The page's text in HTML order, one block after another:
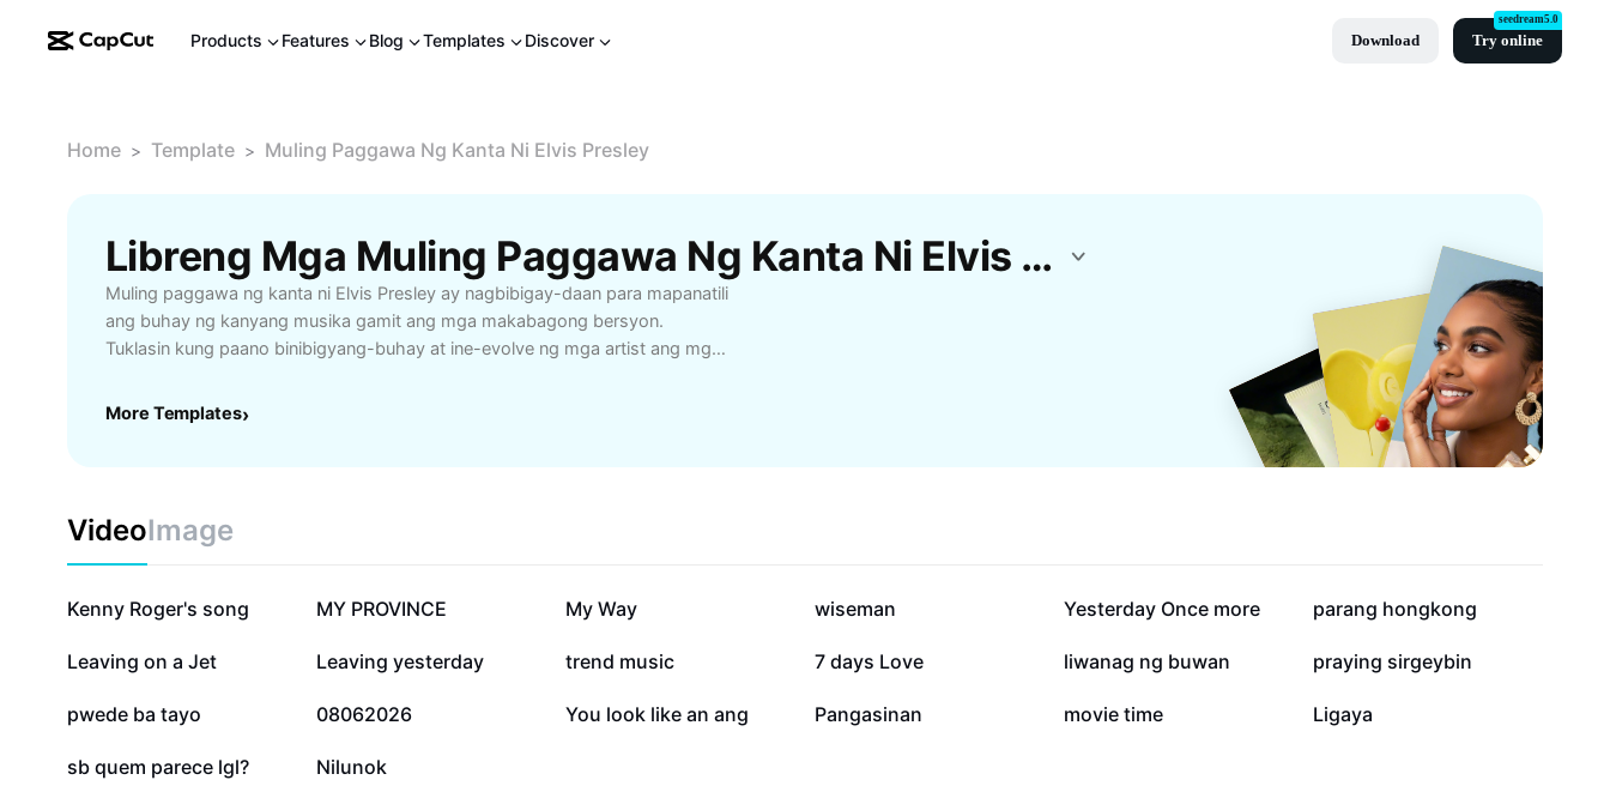
Products Features Blog Templates Discover Download Try online
seedream5.0
Home > Template > Muling Paggawa Ng Kanta Ni Elvis Presley
Libreng Mga Muling Paggawa Ng Kanta Ni Elvis Presley Template Mula Sa CapCut
Muling paggawa ng kanta ni Elvis Presley ay nagbibigay-daan para mapanatili
ang buhay ng kanyang musika gamit ang mga makabagong bersyon.
Tuklasin kung paano binibigyang-buhay at ine-evolve ng mga artist ang mga
tunog. Sa pamamagitan ng paglikha ng mga cover, remix, o reimagined na
musika, at pagbibigay ng tributo sa ’King of Rock and Roll’. Kung ikaw ay
isang artist, tagahanga, o musikero, matutuklasan mo rito kung paano
magsimula at anong mga instrumento o teknolohiya ang maaaring gamitin.
Damhin ang saya ng pagsali sa legacy ni Elvis sa pamamagitan ng pagsasalin
ng kanyang musika sa ibang anyo para sa mas maraming makakarinig.
More Templates›
VideoImage
116.4K
Kenny Roger's song 45.2K
MY PROVINCE 10.5K
My Way 6.1K
wiseman 5.4K
Yesterday Once more 2.5K
parang hongkong
2K
Leaving on a Jet 379
Leaving yesterday 353
trend music 348
7 days Love 287
liwanag ng buwan 283
praying sirgeybin
235
pwede ba tayo 43
08062026 11
You look like an ang 2
Pangasinan 1
movie time 1
Ligaya
0
sb quem parece lgl? 0
Nilunok